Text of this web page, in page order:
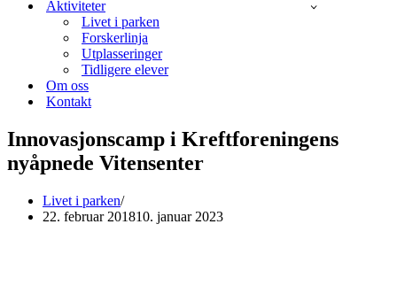
Aktiviteter
Livet i parken
Forskerlinja
Utplasseringer
Tidligere elever
Om oss
Kontakt
Innovasjonscamp i Kreftforeningens
nyåpnede Vitensenter
Livet i parken
22. februar 201810. januar 2023